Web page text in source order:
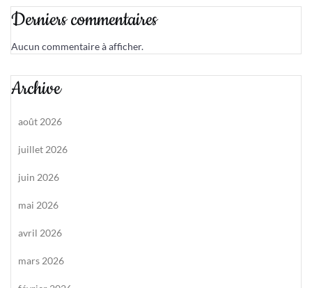
Derniers commentaires
Aucun commentaire à afficher.
Archive
août 2026
juillet 2026
juin 2026
mai 2026
avril 2026
mars 2026